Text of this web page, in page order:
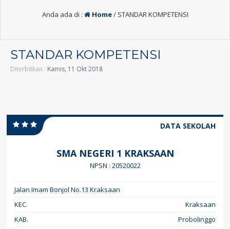
Anda ada di : Home/ STANDAR KOMPETENSI
STANDAR KOMPETENSI
Diterbitkan : Kamis, 11 Okt 2018
DATA SEKOLAH
SMA NEGERI 1 KRAKSAAN
NPSN : 20520022
Jalan Imam Bonjol No.13 Kraksaan
KEC.
Kraksaan
KAB.
Probolinggo